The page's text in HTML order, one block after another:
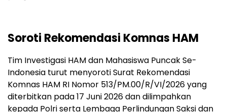
Soroti Rekomendasi Komnas HAM
Tim Investigasi HAM dan Mahasiswa Puncak Se-
Indonesia turut menyoroti Surat Rekomendasi
Komnas HAM RI Nomor 513/PM.00/R/VI/2026 yang
diterbitkan pada 17 Juni 2026 dan dilimpahkan
kepada Polri serta Lembaga Perlindungan Saksi dan